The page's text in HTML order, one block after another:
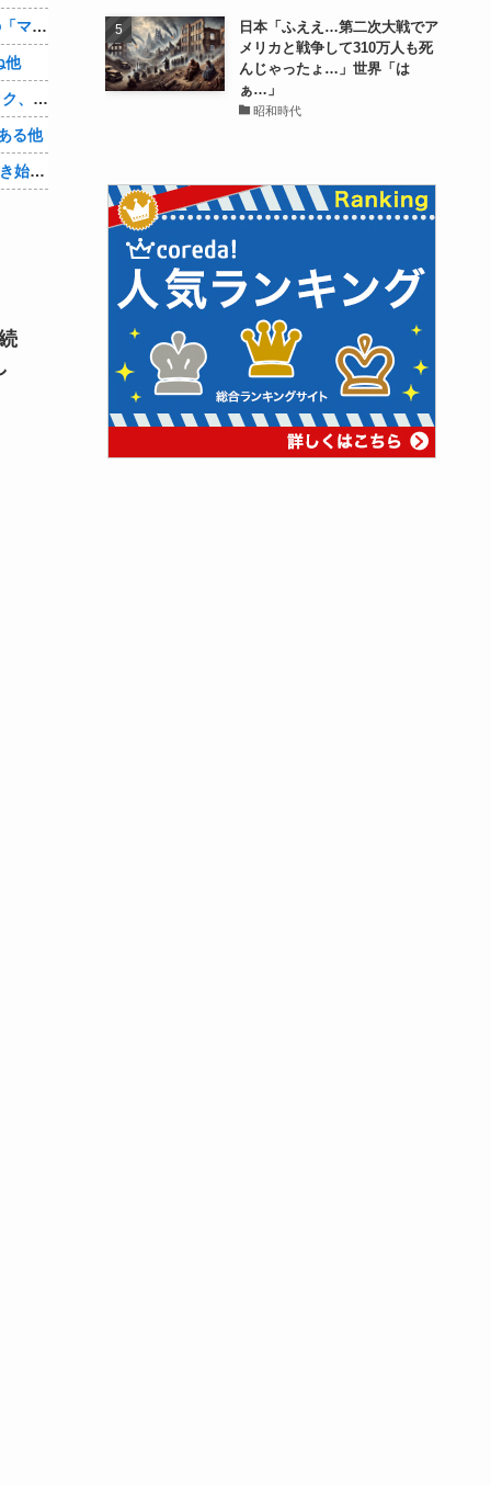
【朗報】Amazon、汗が飛び散る灼熱の「マンガ毎週末セール（50%還元）」を開催！他
他
【悲報】身元不明で病院に運ばれたオタク、待ち受けから「ラブライブ」と呼ばれるｗｗｗｗ他
る他
「Linuxで十分じゃね…？」世界が気付き始める他
日本「ふええ…第二次大戦でア
メリカと戦争して310万人も死
んじゃったょ…」世界「は
ぁ…」
昭和時代